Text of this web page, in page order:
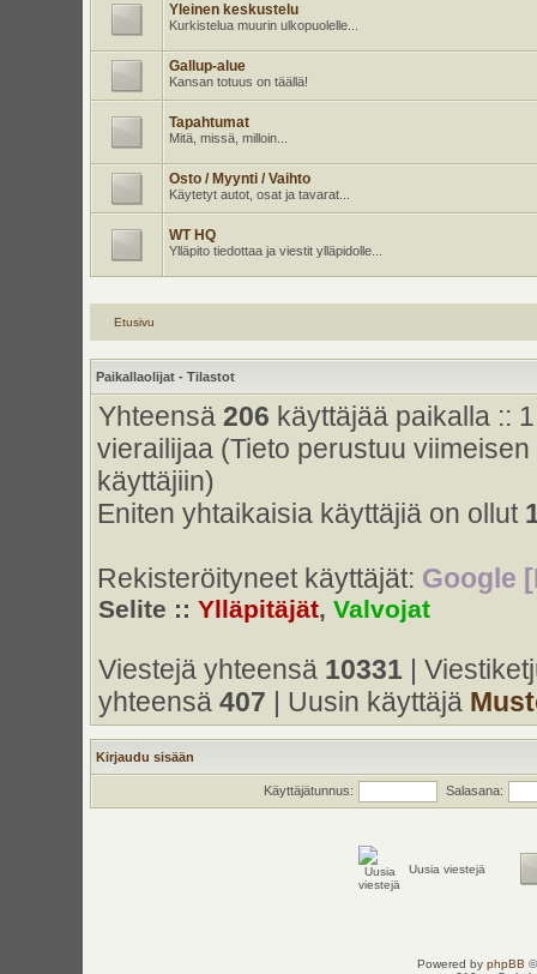
Yleinen keskustelu
Kurkistelua muurin ulkopuolelle...
Gallup-alue
Kansan totuus on täällä!
Tapahtumat
Mitä, missä, milloin...
Osto / Myynti / Vaihto
Käytetyt autot, osat ja tavarat...
WT HQ
Ylläpito tiedottaa ja viestit ylläpidolle...
Etusivu
Paikallaolijat - Tilastot
Yhteensä 206 käyttäjää paikalla ::
vierailijaa (Tieto perustuu
käyttäjiin)
Eniten yhtaikaisia käyttäjiä on ollut
Rekisteröityneet käyttäjät: Google
Selite :: Ylläpitäjät, Valvojat
Viestejä yhteensä 10331 |
yhteensä 407 | Uusin käyttäjä
Kirjaudu sisään
Käyttäjätunnus: Salasana:
Uusia viestejä
Powered by phpBB